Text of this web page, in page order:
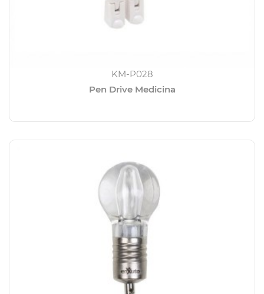
KM-P028
Pen Drive Medicina